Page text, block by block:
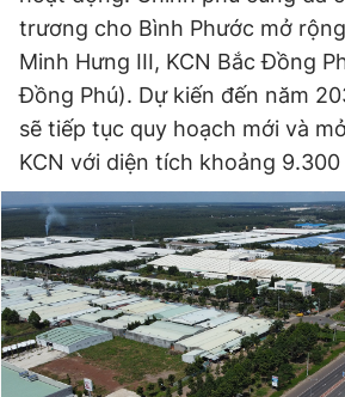
trương cho Bình Phước mở
Minh Hưng III, KCN Bắc Đồng
Đồng Phú). Dự kiến đến năm
sẽ tiếp tục quy hoạch mới và
KCN với diện tích khoảng 9.300